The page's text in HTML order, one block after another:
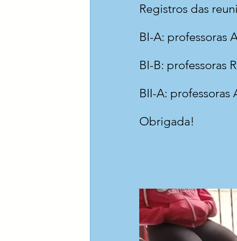
Registros das
BI-A: professoras
BI-B: professoras
BII-A: professoras
Obrigada!